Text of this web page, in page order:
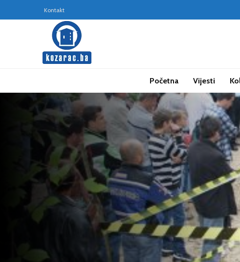
Kontakt
Početna Vijesti